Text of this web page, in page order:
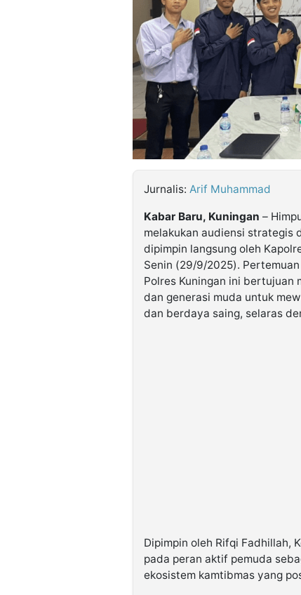
Jurnalis: Arif Muhammad
Kabar Baru, Kuningan –
melakukan audiensi strategis
dipimpin langsung oleh
Senin (29/9/2025).
Polres Kuningan ini bertujuan
dan generasi muda untuk
dan berdaya saing, selaras
Dipimpin oleh Rifqi Fadhillah,
pada peran aktif pemuda
ekosistem kamtibmas yang